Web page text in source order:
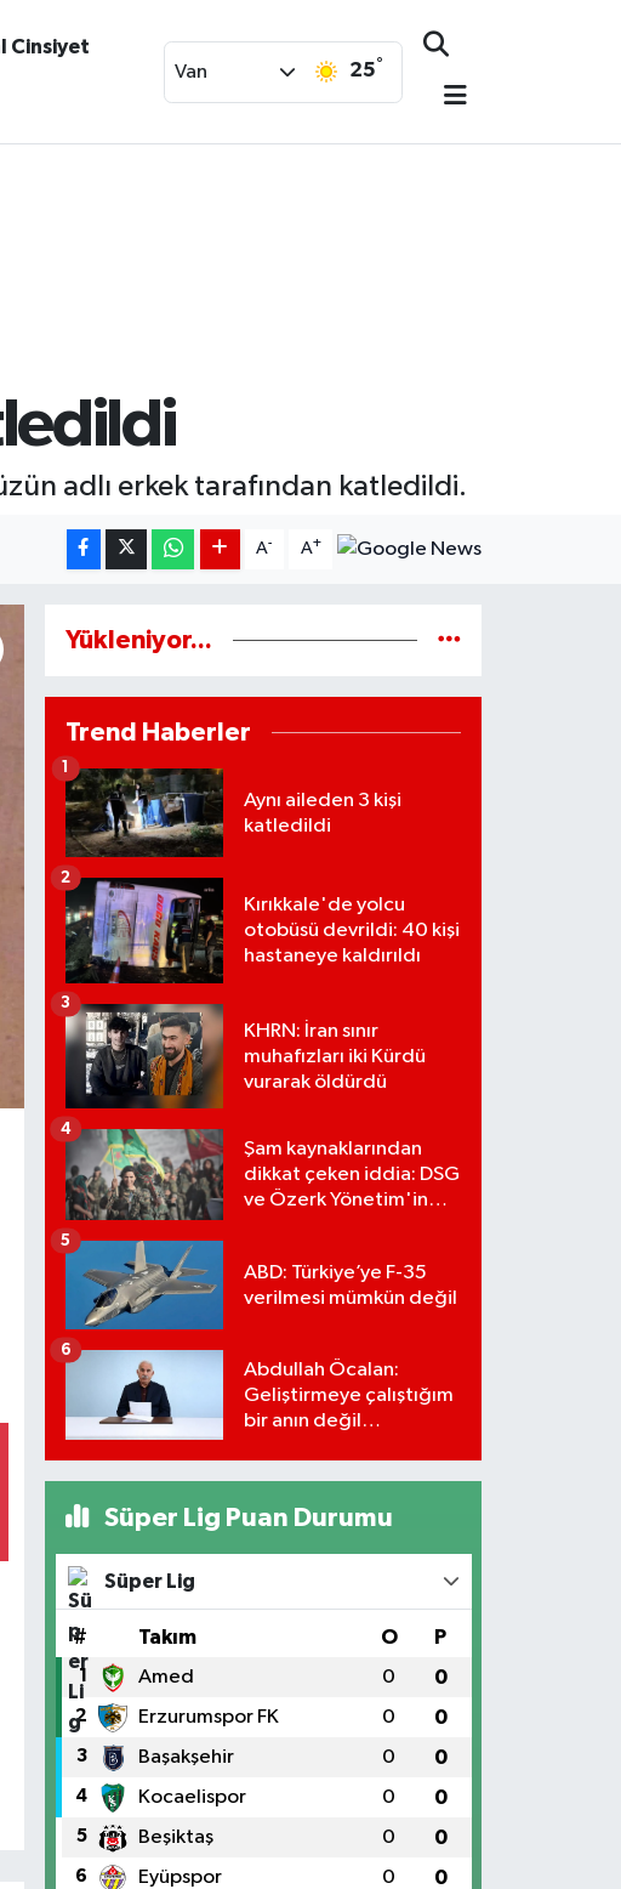
Cinsiyet
Van 25°
adlı erkek tarafından katledildi.
A- A+
Yükleniyor...
Trend Haberler
Aynı aileden 3 kişi
katledildi
1
Kırıkkale'de yolcu
otobüsü devrildi: 40 kişi
hastaneye kaldırıldı
2
KHRN: İran sınır
muhafızları iki Kürdü
vurarak öldürdü
3
Şam kaynaklarından
dikkat çeken iddia: DSG
ve Özerk Yönetim'in
4
ABD: Türkiye’ye F-35
verilmesi mümkün değil
5
Abdullah Öcalan:
Geliştirmeye çalıştığım
bir anın değil
6
Süper Lig Puan Durumu
Süper Lig
# Takım O P
1 Amed 0 0
2 Erzurumspor FK 0 0
3 Başakşehir 0 0
4 Kocaelispor 0 0
5 Beşiktaş 0 0
6 Eyüpspor 0 0